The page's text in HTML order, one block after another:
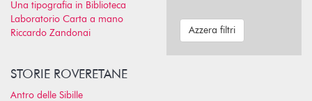
Una tipografia in Biblioteca
Laboratorio Carta a mano
Riccardo Zandonai
STORIE ROVERETANE
Antro delle Sibille
Azzera filtri